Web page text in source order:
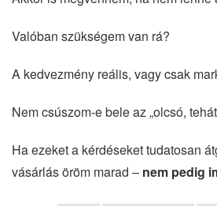
Valóban szükségem van rá?
A kedvezmény reális, vagy csak
Nem csúszom-e bele az „olcsó,
Ha ezeket a kérdéseket tudatosan
vásárlás öröm marad – nem pedig